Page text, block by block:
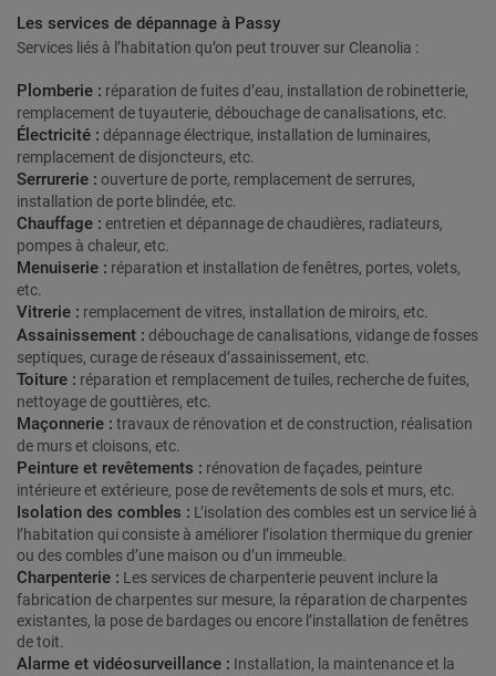
Les services de dépannage à Passy
Services liés à l’habitation qu’on peut trouver sur Cleanolia :
Plomberie : réparation de fuites d’eau, installation de robinetterie,
remplacement de tuyauterie, débouchage de canalisations, etc.
Électricité : dépannage électrique, installation de luminaires,
remplacement de disjoncteurs, etc.
Serrurerie : ouverture de porte, remplacement de serrures,
installation de porte blindée, etc.
Chauffage : entretien et dépannage de chaudières, radiateurs,
pompes à chaleur, etc.
Menuiserie : réparation et installation de fenêtres, portes, volets,
etc.
Vitrerie : remplacement de vitres, installation de miroirs, etc.
Assainissement : débouchage de canalisations, vidange de fosses
septiques, curage de réseaux d’assainissement, etc.
Toiture : réparation et remplacement de tuiles, recherche de fuites,
nettoyage de gouttières, etc.
Maçonnerie : travaux de rénovation et de construction, réalisation
de murs et cloisons, etc.
Peinture et revêtements : rénovation de façades, peinture
intérieure et extérieure, pose de revêtements de sols et murs, etc.
Isolation des combles : L’isolation des combles est un service lié à
l’habitation qui consiste à améliorer l’isolation thermique du grenier
ou des combles d’une maison ou d’un immeuble.
Charpenterie : Les services de charpenterie peuvent inclure la
fabrication de charpentes sur mesure, la réparation de charpentes
existantes, la pose de bardages ou encore l’installation de fenêtres
de toit.
Alarme et vidéosurveillance : Installation, la maintenance et la